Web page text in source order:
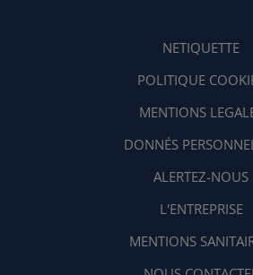
NETIQUETTE
POLITIQUE
MENTIONS
DONNÉS
ALERTEZ-NOUS
L'ENTREPRISE
MENTIONS